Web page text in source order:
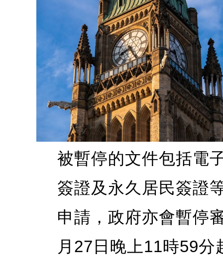
被暫停的文件包括電
簽證及永久居民簽證
申請，政府亦會暫停
月27日晚上11時59